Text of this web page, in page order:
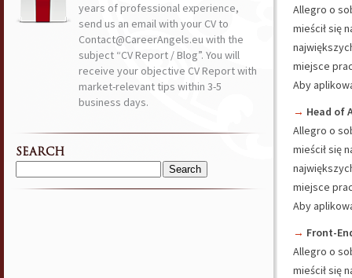
Allegro o
mieścił się
miejsce
Aby
→ Head of
Allegro o
mieścił się
miejsce
Aby
→ Front-
Allegro o
mieścił się
years of professional experience,
send us an email with your CV to
Contact@CareerAngels.eu with the
subject “CV Report / Blog”. You will
receive your objective CV Report with
market-relevant tips within 3-5
business days.
SEARCH
Search
for: